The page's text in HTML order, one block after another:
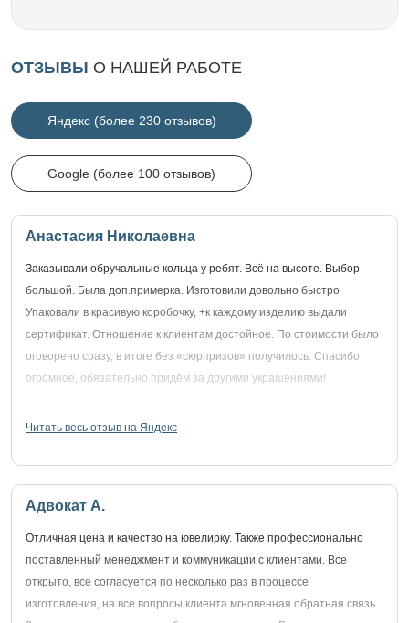
ОТЗЫВЫ О НАШЕЙ РАБОТЕ
Яндекс (более 230 отзывов)
Google (более 100 отзывов)
Анастасия Николаевна
Заказывали обручальные кольца у ребят. Всё на высоте. Выбор
большой. Была доп.примерка. Изготовили довольно быстро.
Упаковали в красивую коробочку, +к каждому изделию выдали
сертификат. Отношение к клиентам достойное. По стоимости было
оговорено сразу, в итоге без «сюрпризов» получилось. Спасибо
огромное, обязательно придём за другими украшениями!
Читать весь отзыв на Яндекс
Адвокат А.
Отличная цена и качество на ювелирку. Также профессионально
поставленный менеджмент и коммуникации с клиентами. Все
открыто, все согласуется по несколько раз в процессе
изготовления, на все вопросы клиента мгновенная обратная связь.